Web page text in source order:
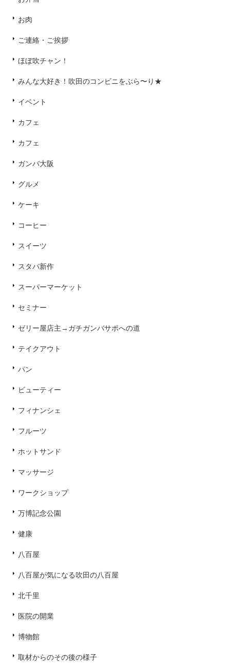
お肉
ご連絡・ご挨拶
ほぼ吹チャン！
みんな大好き！吹田のコンビニをぶら〜り★
イベント
カフェ
カフェ
ガンバ大阪
グルメ
ケーキ
コーヒー
スイーツ
スタバ新作
スーパーマーケット
セミナー
ゼリー屋店主→ガチガンバサポへの道
テイクアウト
パン
ビューティー
フィナンシェ
フルーツ
ホットサンド
マッサージ
ワークショップ
万博記念公園
健康
八百屋
八百屋が気になる吹田の八百屋
北千里
医院の開業
博物館
取材からのその後の様子